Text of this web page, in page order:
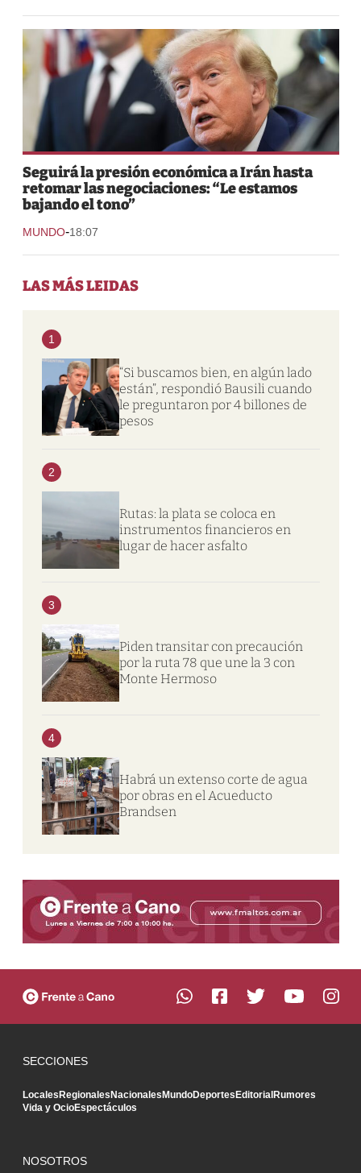
Seguirá la presión económica a Irán hasta
retomar las negociaciones: “Le estamos
bajando el tono”
MUNDO-18:07
LAS MÁS LEIDAS
1
“Si buscamos bien, en algún lado
están”, respondió Bausili cuando
le preguntaron por 4 billones de
pesos
2
Rutas: la plata se coloca en
instrumentos financieros en
lugar de hacer asfalto
3
Piden transitar con precaución
por la ruta 78 que une la 3 con
Monte Hermoso
4
Habrá un extenso corte de agua
por obras en el Acueducto
Brandsen
SECCIONES
LocalesRegionalesNacionalesMundoDeportesEditorialRumores
Vida y OcioEspectáculos
NOSOTROS